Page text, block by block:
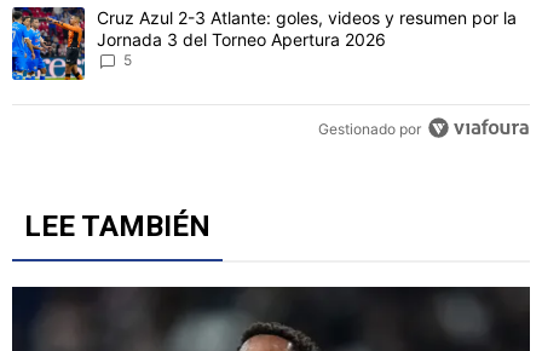
Un artículo de tendencia con el título "Cruz Azul 2-3 Atlante:
Cruz Azul 2-3 Atlante: goles, videos y resumen por la
Jornada 3 del Torneo Apertura 2026
5
Gestionado por
LEE TAMBIÉN